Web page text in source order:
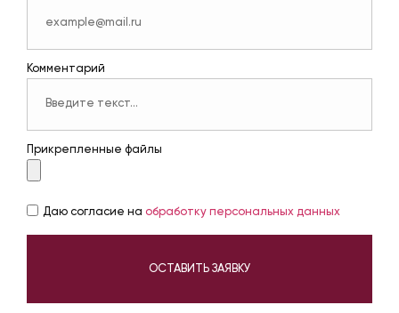
Комментарий
Прикрепленные файлы
Даю согласие на обработку персональных данных
ОСТАВИТЬ ЗАЯВКУ